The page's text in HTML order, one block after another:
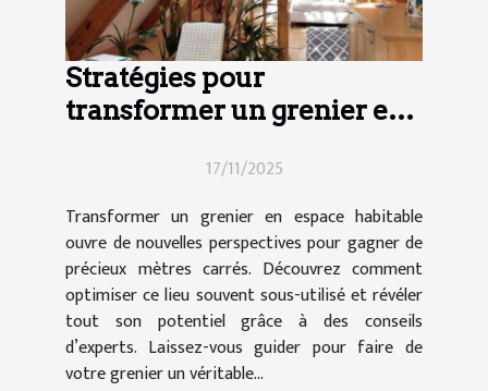
Stratégies pour
transformer un grenier en
17/11/2025
Transformer un grenier en espace habitable
ouvre de nouvelles perspectives pour gagner de
précieux mètres carrés. Découvrez comment
optimiser ce lieu souvent sous-utilisé et révéler
tout son potentiel grâce à des conseils
d’experts. Laissez-vous guider pour faire de
votre grenier un véritable...